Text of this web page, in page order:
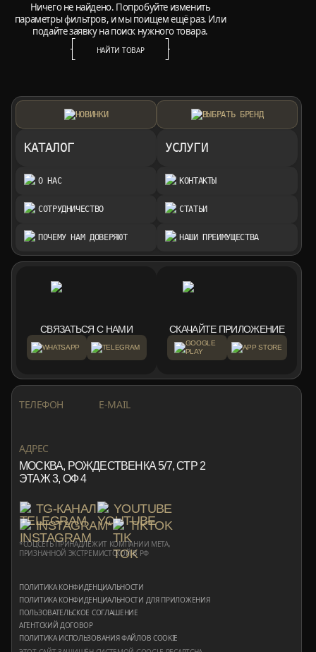
Ничего не найдено. Попробуйте изменить
параметры фильтров, и мы поищем ещё раз. Или
подайте заявку на поиск нужного товара.
НАЙТИ ТОВАР
НОВИНКИ
КАТАЛОГ
О НАС
СОТРУДНИЧЕСТВО
ПОЧЕМУ НАМ ДОВЕРЯЮТ
ВЫБРАТЬ БРЕНД
УСЛУГИ
КОНТАКТЫ
СТАТЬИ
НАШИ ПРЕИМУЩЕСТВА
СВЯЗАТЬСЯ С НАМИ
WHATSAPP TELEGRAM
СКАЧАЙТЕ ПРИЛОЖЕНИЕ
GOOGLE
PLAY
APP STORE
ТЕЛЕФОН E-MAIL
АДРЕС
МОСКВА, РОЖДЕСТВЕНКА 5/7, СТР 2
ЭТАЖ 3, ОФ 4
TG-КАНАЛ
YOUTUBE
INSTAGRAM*
TIKTOK
*СОЦСЕТЬ ПРИНАДЛЕЖИТ КОМПАНИИ META,
ПРИЗНАННОЙ ЭКСТРЕМИСТСКОЙ В РФ
ПОЛИТИКА КОНФИДЕНЦИАЛЬНОСТИ
ПОЛИТИКА КОНФИДЕНЦИАЛЬНОСТИ ДЛЯ ПРИЛОЖЕНИЯ
ПОЛЬЗОВАТЕЛЬСКОЕ СОГЛАШЕНИЕ
АГЕНТСКИЙ ДОГОВОР
ПОЛИТИКА ИСПОЛЬЗОВАНИЯ ФАЙЛОВ COOKIE